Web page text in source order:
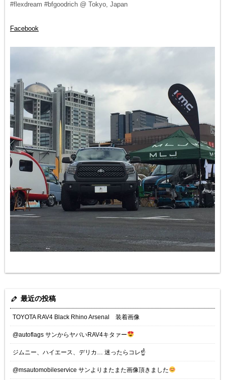
#flexdream #bfgoodrich @ Tokyo, Japan
Facebook
最近の投稿
TOYOTA RAV4 Black Rhino Arsenal 装着画像
@autoflags サンからヤバいRAV4キタァー
ジムニー、ハイエース、デリカ… 迷ったらコレ☝️
@msautomobileservice サンよりまたまた画像頂きました